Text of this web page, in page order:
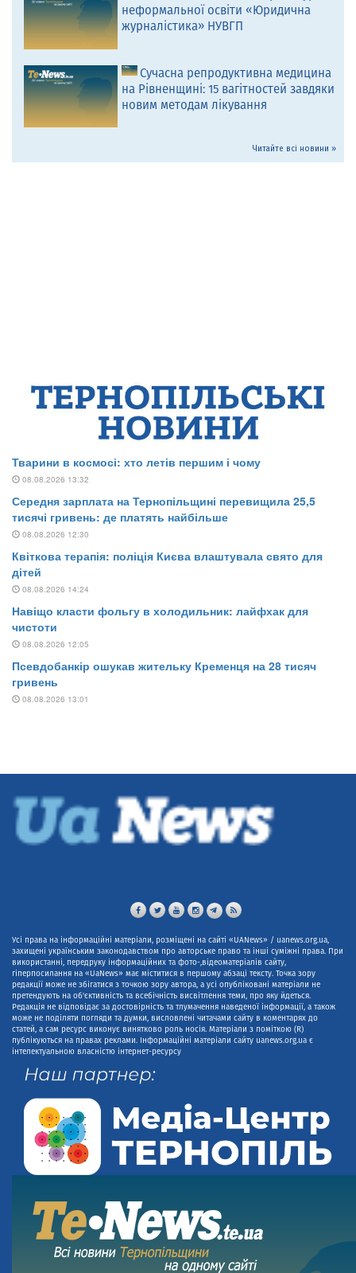
неформальної освіти «Юридична
журналістика» НУВГП
Сучасна репродуктивна медицина
на Рівненщині: 15 вагітностей завдяки
новим методам лікування
Читайте всі новини »
Усі права на інформаційні матеріали, розміщені на сайті «UANews» / uanews.org.ua,
захищені українським законодавством про авторське право та інші суміжні права. При
використанні, передруку інформаційних та фото-,відеоматеріалів сайту,
гіперпосилання на «UaNews» має міститися в першому абзаці тексту. Точка зору
редакції може не збігатися з точкою зору автора, а усі опубліковані матеріали не
претендують на об'єктивність та всебічність висвітлення теми, про яку йдеться.
Редакція не відповідає за достовірність та тлумачення наведеної інформації, а також
може не поділяти погляди та думки, висловлені читачами сайту в коментарях до
статей, а сам ресурс виконує винятково роль носія. Матеріали з поміткою (R)
публікуються на правах реклами. Інформаційні матеріали сайту uanews.org.ua є
інтелектуальною власністю інтернет-ресурсу